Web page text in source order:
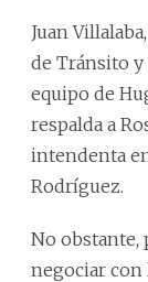
Juan
de Tránsito
equipo de
respalda a
intendenta
Rodríguez.
No obstante,
negociar con